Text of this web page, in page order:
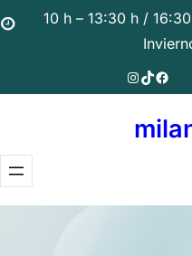
10 h – 13:30 h /
Instagram
TikTok